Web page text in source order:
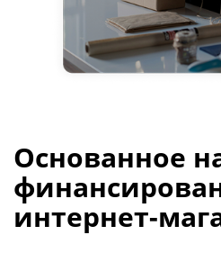
Основанное
интернет-